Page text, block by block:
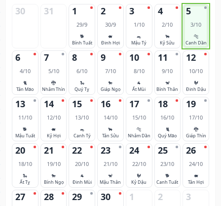
30 31 1
29/9
🐕
Bính Tuất
2
30/9
🐖
Đinh Hợi
3
1/10
🐀
Mậu Tý
4
2/10
🐂
Kỷ Sửu
5
3/10
🐅
Canh Dần
6
4/10
🐈
Tân Mão
7
5/10
🐉
Nhâm Thìn
8
6/10
🐍
Quý Tỵ
9
7/10
🐎
Giáp Ngọ
10
8/10
🐐
Ất Mùi
11
9/10
🐒
Bính Thân
12
10/10
🐓
Đinh Dậu
13
11/10
🐕
Mậu Tuất
14
12/10
🐖
Kỷ Hợi
15
13/10
🐀
Canh Tý
16
14/10
🐂
Tân Sửu
17
15/10
🐅
Nhâm Dần
18
16/10
🐈
Quý Mão
19
17/10
🐉
Giáp Thìn
20
18/10
🐍
Ất Tỵ
21
19/10
🐎
Bính Ngọ
22
20/10
🐐
Đinh Mùi
23
21/10
🐒
Mậu Thân
24
22/10
🐓
Kỷ Dậu
25
23/10
🐕
Canh Tuất
26
24/10
🐖
Tân Hợi
27 28 29 30 1 2 3